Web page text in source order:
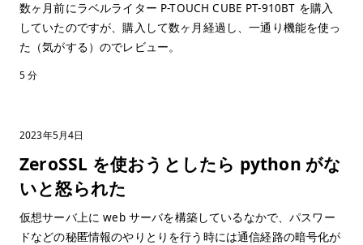
数ヶ月前にラベルライター P-TOUCH CUBE PT-910BT を購入
していたのですが、購入して数ヶ月経過し、一通り機能を使っ
た（気がする）のでレビュー。
5 分
2023年5月4日
ZeroSSL を使おうとしたら python がな
いと怒られた
仮想サーバ上に web サーバを構築しているなかで、パスワー
ドなどの秘匿情報のやりとりを行う時には通信経路の暗号化が